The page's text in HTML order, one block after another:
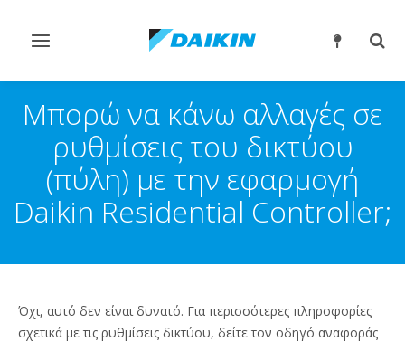
Εναλλαγή
πλοήγηση
Μπορώ να κάνω αλλαγές σε
ρυθμίσεις του δικτύου
(πύλη) με την εφαρμογή
Daikin Residential Controller;
Όχι, αυτό δεν είναι δυνατό. Για περισσότερες πληροφορίες
σχετικά με τις ρυθμίσεις δικτύου, δείτε τον οδηγό αναφοράς